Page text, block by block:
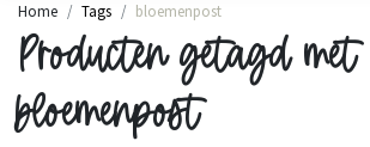
Home Tags bloemenpost
Producten getagd met
bloemenpost